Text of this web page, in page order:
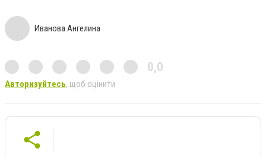
Иванова Ангелина
0,0
Авторизуйтесь, щоб оцінити